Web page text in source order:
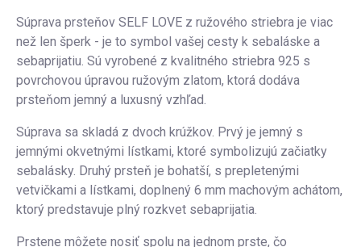
Súprava prsteňov SELF LOVE z ružového striebra je viac
než len šperk - je to symbol vašej cesty k sebaláske a
sebaprijatiu. Sú vyrobené z kvalitného striebra 925 s
povrchovou úpravou ružovým zlatom, ktorá dodáva
prsteňom jemný a luxusný vzhľad.
Súprava sa skladá z dvoch krúžkov. Prvý je jemný s
jemnými okvetnými lístkami, ktoré symbolizujú začiatky
sebalásky. Druhý prsteň je bohatší, s prepletenými
vetvičkami a lístkami, doplnený 6 mm machovým achátom,
ktorý predstavuje plný rozkvet sebaprijatia.
Prstene môžete nosiť spolu na jednom prste, čo